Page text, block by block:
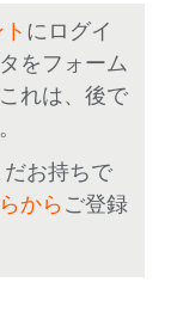
にログイ
をフォーム
れは、後で
お持ちで
から ご登録